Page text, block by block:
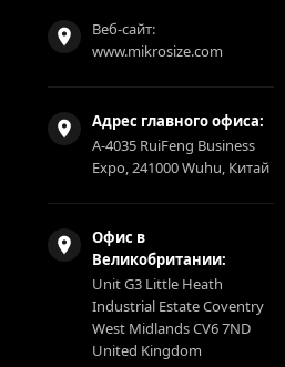
Веб-сайт:
www.mikrosize.com
Адрес главного офиса:
A-4035 RuiFeng Business
Expo, 241000 Wuhu, Китай
Офис в
Великобритании:
Unit G3 Little Heath
Industrial Estate Coventry
West Midlands CV6 7ND
United Kingdom